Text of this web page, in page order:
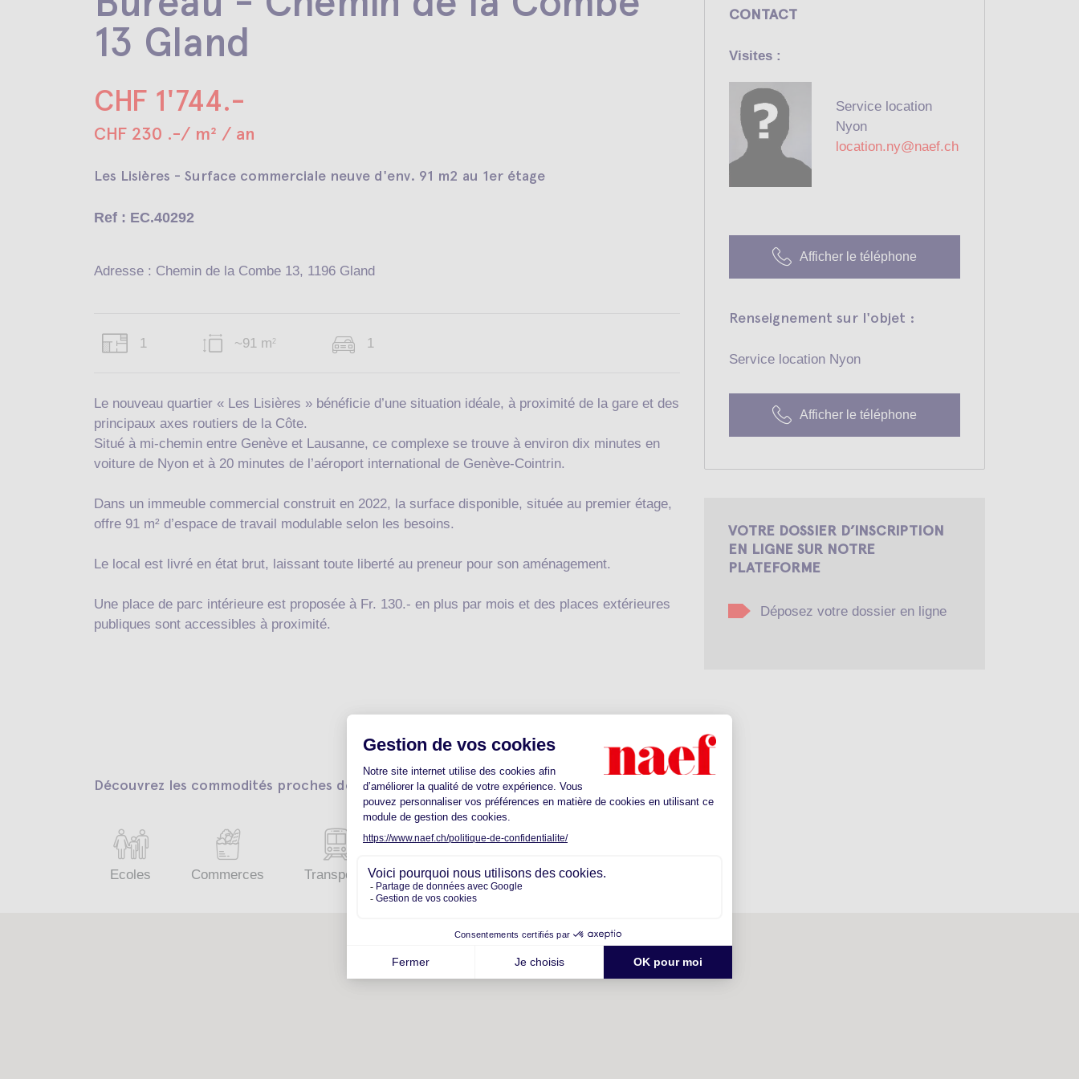
13 Gland
CHF 1'744.-
CHF 230 .-/ m² / an
Les Lisières - Surface commerciale neuve d'env. 91 m2 au 1er étage
Ref : EC.40292
Adresse : Chemin de la Combe 13, 1196 Gland
1 ~91 m2 1
Le nouveau quartier « Les Lisières » bénéficie d’une situation idéale, à proximité de la gare et des
principaux axes routiers de la Côte.
Situé à mi-chemin entre Genève et Lausanne, ce complexe se trouve à environ dix minutes en
voiture de Nyon et à 20 minutes de l’aéroport international de Genève-Cointrin.
Dans un immeuble commercial construit en 2022, la surface disponible, située au premier étage,
offre 91 m² d’espace de travail modulable selon les besoins.
Le local est livré en état brut, laissant toute liberté au preneur pour son aménagement.
Une place de parc intérieure est proposée à Fr. 130.- en plus par mois et des places extérieures
publiques sont accessibles à proximité.
CONTACT
Visites :
Service location
Nyon
location.ny@naef.ch
Afficher le téléphone
Renseignement sur l'objet :
Service location Nyon
Afficher le téléphone
VOTRE DOSSIER D’INSCRIPTION
EN LIGNE SUR NOTRE
PLATEFORME
Déposez votre dossier en ligne
Découvrez les commodités proches de votre futur quartier
Ecoles Commerces Transports Sante Parkings Restaurants